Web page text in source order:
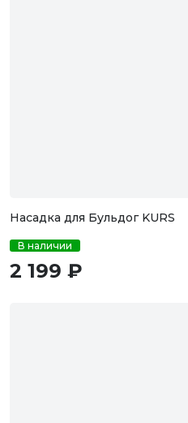
Насадка для Бульдог KURS
В наличии
2 199 ₽